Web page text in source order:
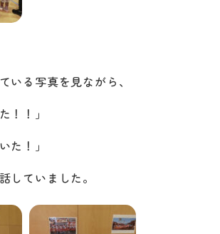
いる写真を見ながら、
！！」
た！」
していました。